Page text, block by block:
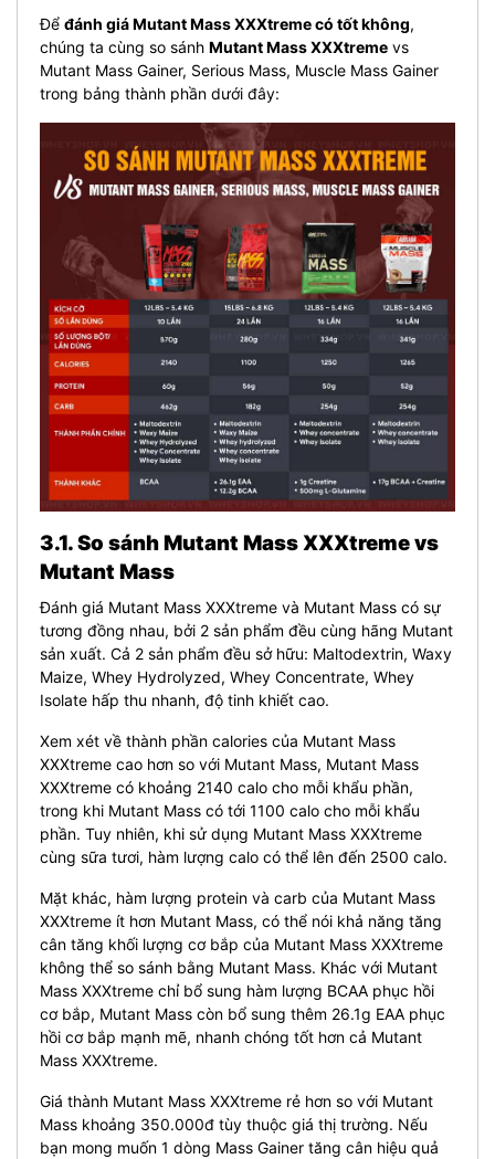
Để đánh giá Mutant Mass XXXtreme có tốt không,
chúng ta cùng so sánh Mutant Mass XXXtreme vs
Mutant Mass Gainer, Serious Mass, Muscle Mass Gainer
trong bảng thành phần dưới đây:
3.1. So sánh Mutant Mass XXXtreme vs
Mutant Mass
Đánh giá Mutant Mass XXXtreme và Mutant Mass có sự
tương đồng nhau, bởi 2 sản phẩm đều cùng hãng Mutant
sản xuất. Cả 2 sản phẩm đều sở hữu: Maltodextrin, Waxy
Maize, Whey Hydrolyzed, Whey Concentrate, Whey
Isolate hấp thu nhanh, độ tinh khiết cao.
Xem xét về thành phần calories của Mutant Mass
XXXtreme cao hơn so với Mutant Mass, Mutant Mass
XXXtreme có khoảng 2140 calo cho mỗi khẩu phần,
trong khi Mutant Mass có tới 1100 calo cho mỗi khẩu
phần. Tuy nhiên, khi sử dụng Mutant Mass XXXtreme
cùng sữa tươi, hàm lượng calo có thể lên đến 2500 calo.
Mặt khác, hàm lượng protein và carb của Mutant Mass
XXXtreme ít hơn Mutant Mass, có thể nói khả năng tăng
cân tăng khối lượng cơ bắp của Mutant Mass XXXtreme
không thể so sánh bằng Mutant Mass. Khác với Mutant
Mass XXXtreme chỉ bổ sung hàm lượng BCAA phục hồi
cơ bắp, Mutant Mass còn bổ sung thêm 26.1g EAA phục
hồi cơ bắp mạnh mẽ, nhanh chóng tốt hơn cả Mutant
Mass XXXtreme.
Giá thành Mutant Mass XXXtreme rẻ hơn so với Mutant
Mass khoảng 350.000đ tùy thuộc giá thị trường. Nếu
bạn mong muốn 1 dòng Mass Gainer tăng cân hiệu quả